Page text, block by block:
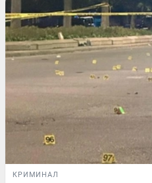
КРИМИНАЛ